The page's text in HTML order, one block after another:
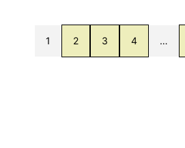
1 2 3 4 …